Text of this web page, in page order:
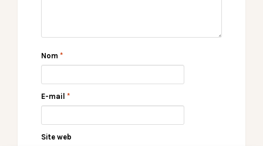
Nom *
E-mail *
Site web